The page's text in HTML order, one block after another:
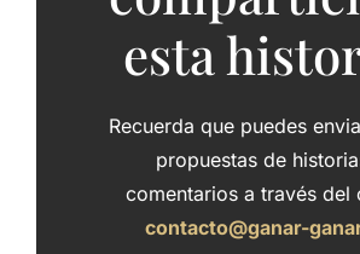
esta
Recuerda que puedes
propuestas de
comentarios a través del
contacto@ganar-